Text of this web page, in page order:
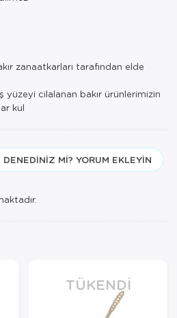
zanaatkarları tarafından elde
yüzeyi cilalanan bakır ürünlerimizin
kul
DENEDINIZ MI? YORUM EKLEYIN
TÜKENDI